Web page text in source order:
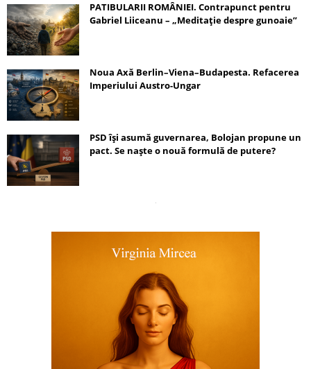
PATIBULARII ROMÂNIEI. Contrapunct pentru
Gabriel Liiceanu – „Meditație despre gunoaie”
Noua Axă Berlin–Viena–Budapesta. Refacerea
Imperiului Austro-Ungar
PSD își asumă guvernarea, Bolojan propune un
pact. Se naște o nouă formulă de putere?